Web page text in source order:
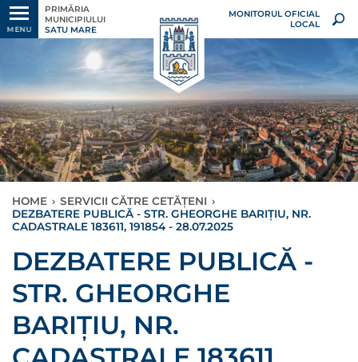
MENU
PRIMĂRIA
MUNICIPIULUI
SATU MARE
MONITORUL OFICIAL
LOCAL
HOME › SERVICII CĂTRE CETĂȚENI ›
DEZBATERE PUBLICĂ - STR. GHEORGHE BARIȚIU, NR.
CADASTRALE 183611, 191854 - 28.07.2025
DEZBATERE PUBLICĂ -
STR. GHEORGHE
BARIȚIU, NR.